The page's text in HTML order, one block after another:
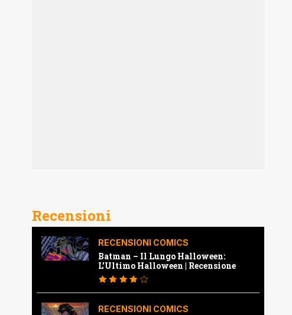
Recensioni
RECENSIONI COMICS
Batman – Il Lungo Halloween:
L’Ultimo Halloween | Recensione
RECENSIONI COMICS